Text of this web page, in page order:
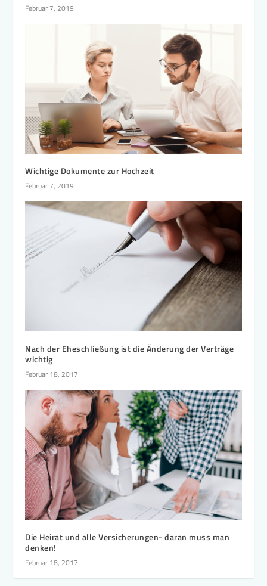
Februar 7, 2019
Wichtige Dokumente zur Hochzeit
Februar 7, 2019
Nach der Eheschließung ist die Änderung der Verträge
wichtig
Februar 18, 2017
Die Heirat und alle Versicherungen- daran muss man
denken!
Februar 18, 2017